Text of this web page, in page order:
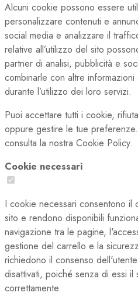
Alcuni cookie possono essere
personalizzare contenuti e
social media e analizzare il
relative all’utilizzo del sito
partner di analisi, pubblicità e
combinarle con altre
durante l’utilizzo dei loro servizi.
Puoi accettare tutti i cookie,
oppure gestire le tue
consulta la nostra Cookie Policy.
Cookie necessari
I cookie necessari consentono il
sito e rendono disponibili
navigazione tra le pagine,
gestione del carrello e la
richiedono il consenso
disattivati, poiché senza di essi
correttamente.